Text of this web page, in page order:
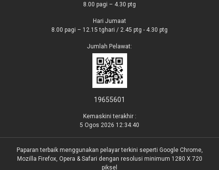
8.00 pagi – 4.30 ptg
Hari Jumaat
8.00 pagi – 12.15 tghari / 2.45 ptg - 4.30 ptg
Jumlah Pelawat:
19655601
Kemaskini terakhir :
5 Ogos 2026 12:34:40
Paparan terbaik menggunakan pelayar terkini seperti Google Chrome,
Mozilla Firefox, Opera & Safari dengan resolusi minimum 1280 X 720
piksel